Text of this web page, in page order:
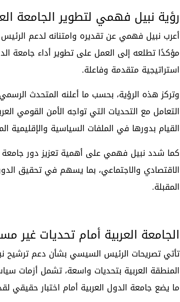
رؤية نبيل فهمي لتطوير الجامعة
أعرب نبيل فهمي عن تقديره وامتنانه لدعم
مؤكدًا تطلعه إلى العمل على تطوير أداء جامعة
استراتيجية متقدمة وفاعلة.
وتركز هذه الرؤية، بحسب ما أعلنه المتحدث
التعامل مع التحديات التي تواجه الأمن القومي
القيام بدورها في الملفات السياسية والإقليمية
كما شدد نبيل فهمي على أهمية تعزيز دور جامعة
الاقتصادي والاجتماعي، بما يسهم في تحقيق
المقبلة.
الجامعة العربية أمام تحديات غير
تأتي تصريحات الرئيس السيسي بشأن دعم
المنطقة العربية بتحديات واسعة، تشمل أزمات
ما يضع جامعة الدول العربية أمام اختبار حقيقي